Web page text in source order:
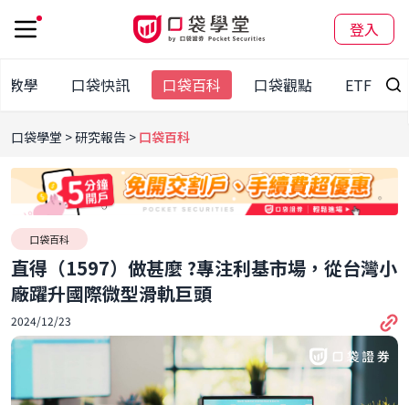
登入
教學 口袋快訊 口袋百科 口袋觀點 ETF
口袋學堂 研究報告 口袋百科
口袋百科
直得（1597）做甚麼 ?專注利基市場，從台灣小
廠躍升國際微型滑軌巨頭
2024/12/23